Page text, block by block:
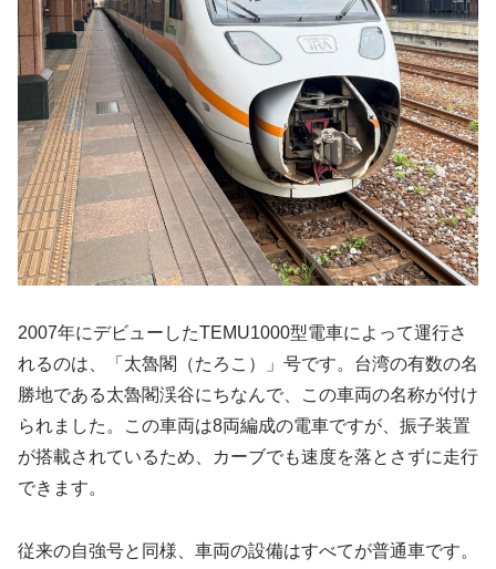
2007年にデビューしたTEMU1000型電車によって運行さ
れるのは、「太魯閣（たろこ）」号です。台湾の有数の名
勝地である太魯閣渓谷にちなんで、この車両の名称が付け
られました。この車両は8両編成の電車ですが、振子装置
が搭載されているため、カーブでも速度を落とさずに走行
できます。
従来の自強号と同様、車両の設備はすべてが普通車です。